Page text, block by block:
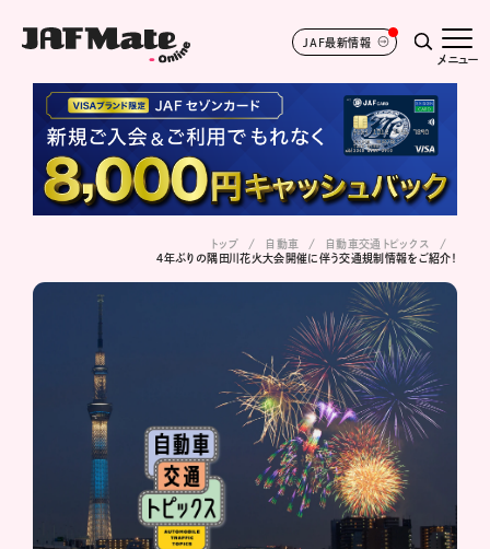
JAF最新情報
メニュー
トップ 自動車
自動車交通トピックス
４年ぶりの隅田川花火大会開催に伴う交通規制情報をご紹介！